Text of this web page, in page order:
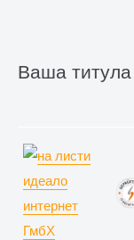
Ваша титула